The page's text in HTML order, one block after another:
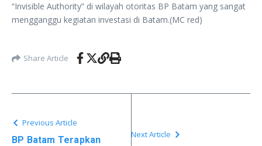
“Invisible Authority” di wilayah otoritas BP Batam yang sangat
mengganggu kegiatan investasi di Batam.(MC red)
Share Article
Previous Article
BP Batam Terapkan
Next Article